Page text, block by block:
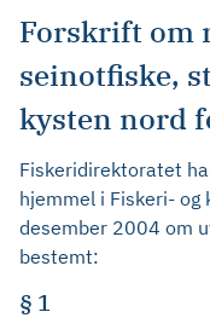
Forskrift om
seinotfiske,
kysten nord
Fiskeridirektoratet
hjemmel i Fiskeri-
desember 2004 om
bestemt:
§ 1